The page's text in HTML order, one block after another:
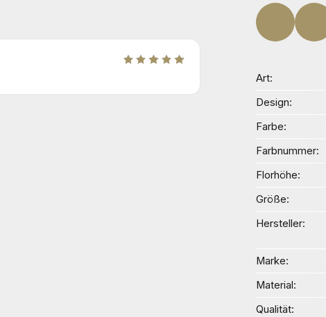
Art
Design
Farbe
Farbnummer
Florhöhe
Größe
Hersteller
Marke
Material
Qualität